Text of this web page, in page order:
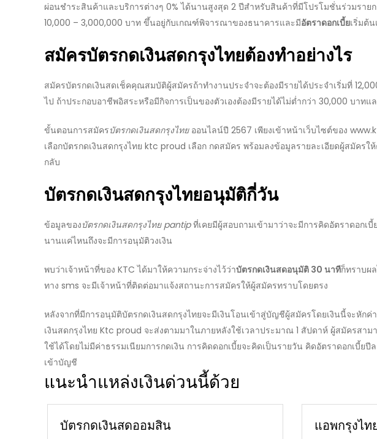
ผ่อนชำระสินค้าและบริการต่างๆ 0% ได้นานสูงสุด 2 ปีสำหรับสินค้าที่มีโปรโมชั่นร่วมราย
10,000 – 3,000,000 บาท ขึ้นอยู่กับเกณฑ์พิจารณาของธนาคารและมีอัตราดอกเบี้ยเริ่มต้
สมัครบัตรกดเงินสดกรุงไทยต้องทำอย่างไร
สมัครบัตรกดเงินสดเช็คคุณสมบัติผู้สมัครถ้าทำงานประจำจะต้องมีรายได้ประจำเริ่มที่
ไป ถ้าประกอบอาชีพอิสระหรือมีกิจการเป็นของตัวเองต้องมีรายได้ไม่ต่ำกว่า 30,000 บาท
ขั้นตอนการสมัครบัตรกดเงินสดกรุงไทย ออนไลน์ปี 2567 เพียงเข้าหน้าเว็บไซต์ของ
เลือกบัตรกดเงินสดกรุงไทย ktc proud เลือก กดสมัคร พร้อมลงข้อมูลรายละเอียดผู้สมัคร
กลับ
บัตรกดเงินสดกรุงไทยอนุมัติกี่วัน
ข้อมูลของบัตรกดเงินสดกรุงไทย pantipที่เคยมีผู้สอบถามเข้ามาว่าจะมีการคิดอัตราดอกเบี้
นานแค่ไหนถึงจะมีการอนุมัติวงเงิน
พบว่าเจ้าหน้าที่ของ KTC ได้มาให้ความกระจ่างไว้ว่าบัตรกดเงินสดอนุมัติ 30 นาทีก็ทราบผ
ทาง sms จะมีเจ้าหน้าที่ติดต่อมาแจ้งสถานะการสมัครให้ผู้สมัครทราบโดยตรง
หลังจากที่มีการอนุมัติบัตรกดเงินสดกรุงไทยจะมีเงินโอนเข้าสู่บัญชีผู้สมัครโดยเงินนี้จะหักค่
เงินสดกรุงไทย Ktc proud จะส่งตามมาในภายหลังใช้เวลาประมาณ 1 สัปดาห์ ผู้สมัครสาม
ใช้ได้โดยไม่มีค่าธรรมเนียมการกดเงิน การคิดดอกเบี้ยจะคิดเป็นรายวัน คิดอัตราดอกเบี้ยปี
เข้าบัญชี
แนะนำแหล่งเงินด่วนนี้ด้วย
บัตรกดเงินสดออมสิน แอพกรุงไท